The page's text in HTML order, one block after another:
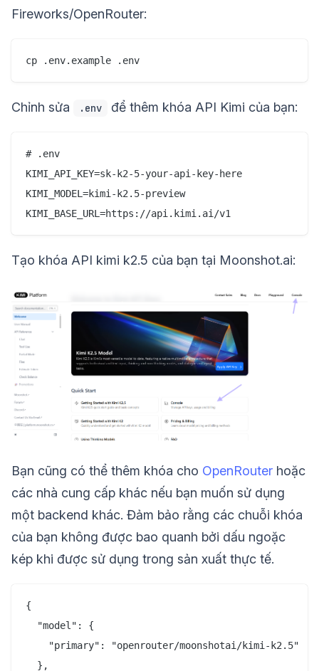
Fireworks/OpenRouter:
Chỉnh sửa .env để thêm khóa API Kimi của bạn:
# .env
KIMI_API_KEY=sk-k2-5-your-api-key-here
KIMI_MODEL=kimi-k2.5-preview
Tạo khóa API kimi k2.5 của bạn tại Moonshot.ai:
Bạn cũng có thể thêm khóa cho OpenRouter hoặc
các nhà cung cấp khác nếu bạn muốn sử dụng
một backend khác. Đảm bảo rằng các chuỗi khóa
của bạn không được bao quanh bởi dấu ngoặc
kép khi được sử dụng trong sản xuất thực tế.
{
  "model": {
    "primary": "openrouter/moonshotai/kimi-k2.5"
  },